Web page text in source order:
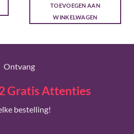
was:
€ 19,50.
is:
TOEVOEGEN AAN
WINKELWAGEN
Ontvang
Gratis Attenties
bestelling!